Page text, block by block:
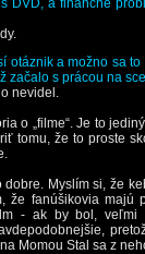
DVD, a finančné
otáznik a možno sa
začalo s prácou na
nevidel.
o „filme“. Je to
tomu, že to proste
Myslím si, že
že fanúšikovia majú
- ak by bol,
Momou Stal sa z